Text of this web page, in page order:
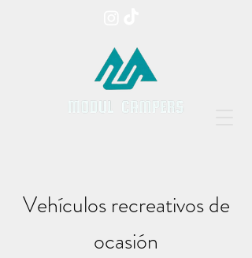
Vehículos recreativos de
ocasión